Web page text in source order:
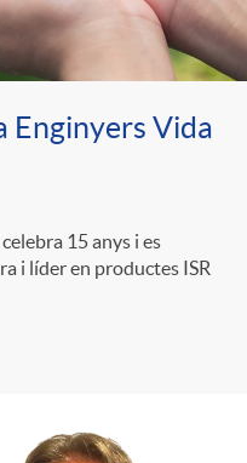
Enginyers Vida
15 anys i es
i líder en productes ISR